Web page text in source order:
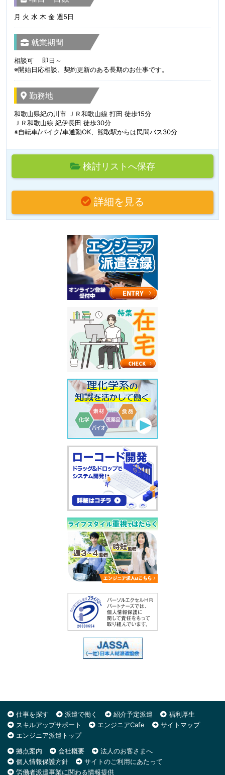
月 火 水 木 金 週5日
就業期間
相談可 即日～
※開始日応相談、契約更新のある長期のお仕事です。
勤務地
和歌山県紀の川市 ＪＲ和歌山線 打田 徒歩15分
ＪＲ和歌山線 紀伊長田 徒歩30分
※自転車/バイク/車通勤OK、熊取駅からは民間バス30分
検討リストへ保存
詳細を見る
仕事を探す 派遣で働く 紹介予定派遣
福利厚生
スキルアップサポート
エンジニアCafe
サイトマップ
エンジニア派遣トップ
拠点案内
会社概要
法人のお客さまへ
個人情報保護方針
サイトのご利用にあたって
労働者派遣事業に関わる情報提供